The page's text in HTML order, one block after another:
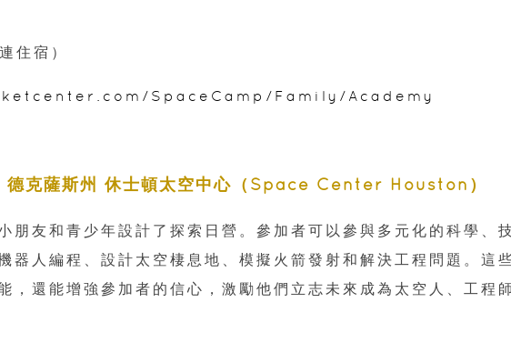
住宿）
SpaceCamp/Family/Academy
克薩斯州 休士頓太空中心（Space Center Houston）
朋友和青少年設計了探索日營。參加者可以參與多元化的科學、
器人編程、設計太空棲息地、模擬火箭發射和解決工程問題。這
，還能增強參加者的信心，激勵他們立志未來成為太空人、工程